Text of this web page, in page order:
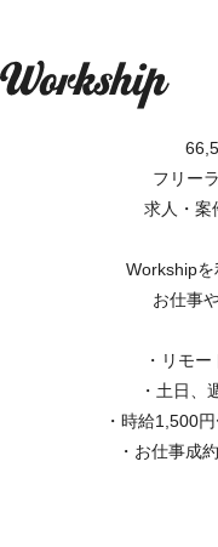
フリー
求人・案
Workship
お仕事
・リモ
・土日、
・時給1,500
・お仕事成